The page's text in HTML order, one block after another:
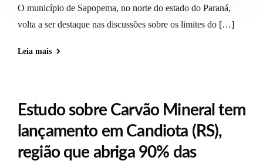
O município de Sapopema, no norte do estado do Paraná,
volta a ser destaque nas discussões sobre os limites do […]
Leia mais
Estudo sobre Carvão Mineral tem
lançamento em Candiota (RS),
região que abriga 90% das